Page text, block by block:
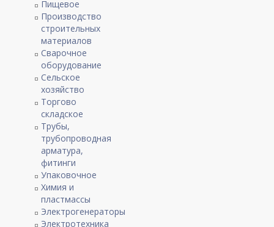
Пищевое
Производство
строительных
материалов
Сварочное
оборудование
Сельское
хозяйство
Торгово
складское
Трубы,
трубопроводная
арматура,
фитинги
Упаковочное
Химия и
пластмассы
Электрогенераторы
Электротехника